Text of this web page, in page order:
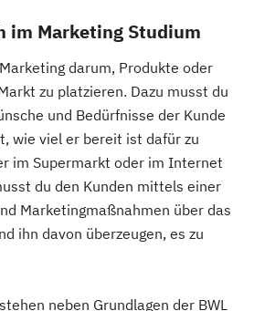
im Marketing Studium
darum, Produkte oder
zu platzieren. Dazu musst du
und Bedürfnisse der Kunde
wie viel er bereit ist dafür zu
im Supermarkt oder im Internet
du den Kunden mittels einer
Marketingmaßnahmen über das
ihn davon überzeugen, es zu
neben Grundlagen der BWL